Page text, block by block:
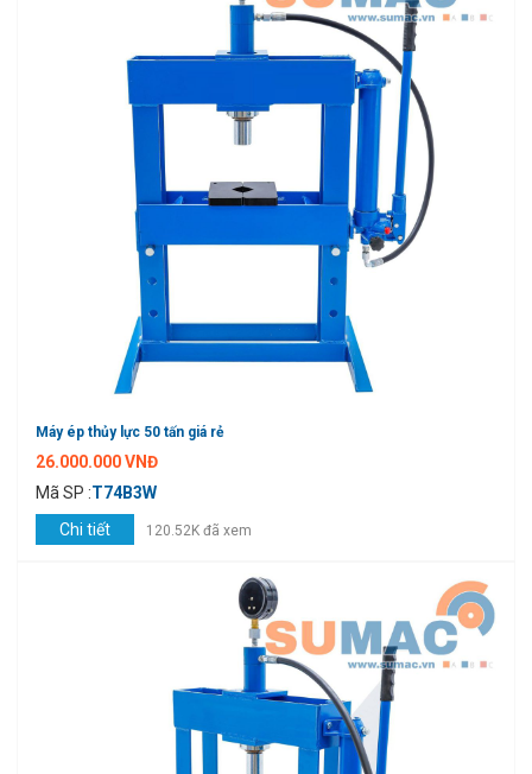
Máy ép thủy lực 50 tấn giá rẻ
26.000.000 VNĐ
Mã SP :T74B3W
Chi tiết
120.52K đã xem